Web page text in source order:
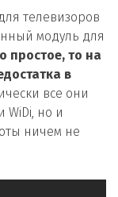
телевизоров
модуль для
простое, то на
в
все они
но и
ничем не